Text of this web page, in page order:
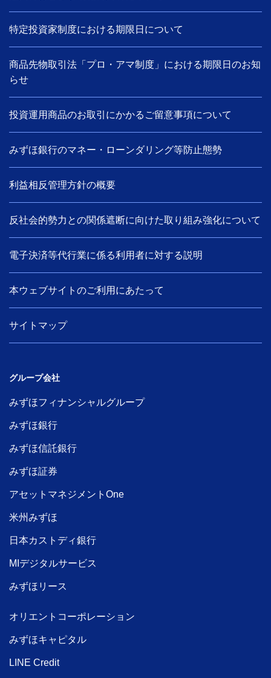
特定投資家制度における期限日について
商品先物取引法「プロ・アマ制度」における期限日のお知
らせ
投資運用商品のお取引にかかるご留意事項について
みずほ銀行のマネー・ローンダリング等防止態勢
利益相反管理方針の概要
反社会的勢力との関係遮断に向けた取り組み強化について
電子決済等代行業に係る利用者に対する説明
本ウェブサイトのご利用にあたって
サイトマップ
グループ会社
みずほフィナンシャルグループ
みずほ銀行
みずほ信託銀行
みずほ証券
アセットマネジメントOne
米州みずほ
日本カストディ銀行
MIデジタルサービス
みずほリース
オリエントコーポレーション
みずほキャピタル
LINE Credit